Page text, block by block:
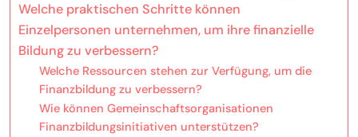
Welche praktischen Schritte können
Einzelpersonen unternehmen, um ihre finanzielle
Bildung zu verbessern?
Welche Ressourcen stehen zur Verfügung, um die
Finanzbildung zu verbessern?
Wie können Gemeinschaftsorganisationen
Finanzbildungsinitiativen unterstützen?